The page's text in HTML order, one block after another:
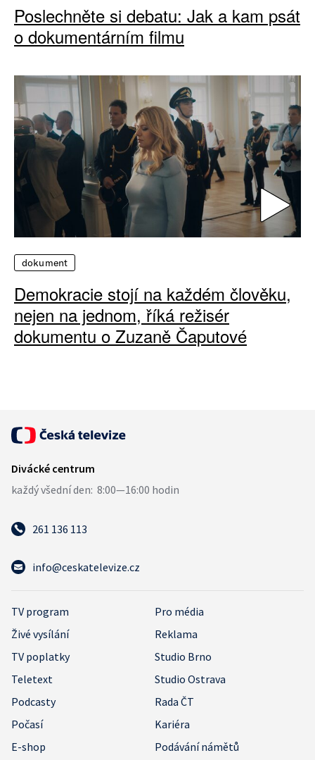
Poslechněte si debatu: Jak a kam psát
o dokumentárním filmu
dokument
Demokracie stojí na každém člověku,
nejen na jednom, říká režisér
dokumentu o Zuzaně Čaputové
261 136 113
info@ceskatelevize.cz
TV program
Pro média
Živé vysílání
Reklama
TV poplatky
Studio Brno
Teletext
Studio Ostrava
Podcasty
Rada ČT
Počasí
Kariéra
E-shop
Podávání námětů